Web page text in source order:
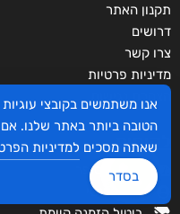
תקנון האתר
דרושים
צרו קשר
מדיניות פרטיות
הצהרת נגישות
לקוחות
סביבת סופר
איזור אישי
אנו משתמשים בקובצי
הטובה ביותר באתר שלנו.
שאתה מסכים למדיניות
בסדר